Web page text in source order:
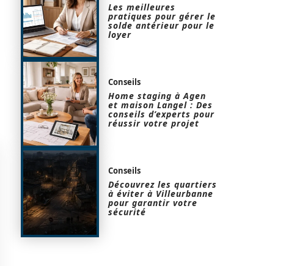
Les meilleures
pratiques pour gérer le
solde antérieur pour le
loyer
Conseils
Home staging à Agen
et maison Langel : Des
conseils d’experts pour
réussir votre projet
Conseils
Découvrez les quartiers
à éviter à Villeurbanne
pour garantir votre
sécurité